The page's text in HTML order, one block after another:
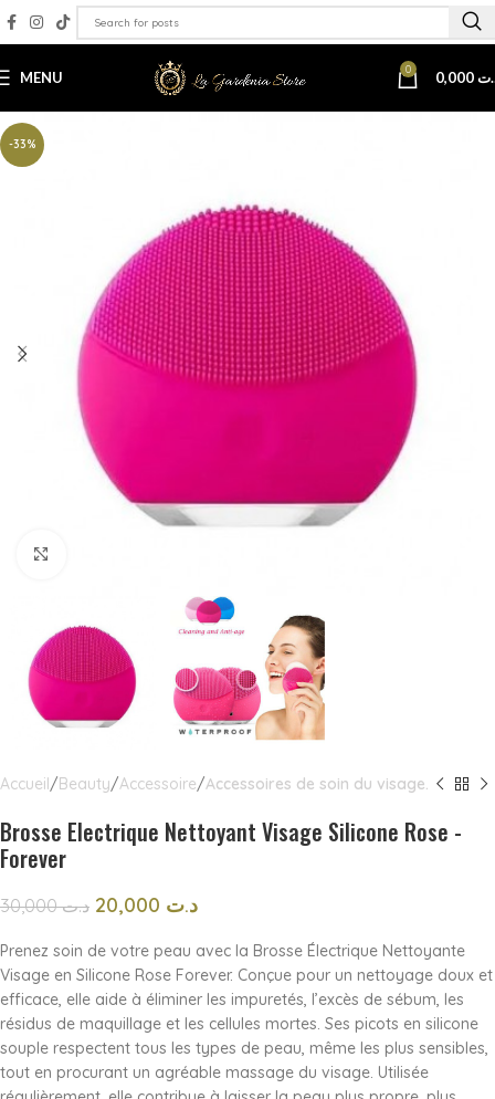
MENU 0
-33%
Accueil Beauty Accessoire Accessoires de soin du visage.
Brosse Electrique Nettoyant Visage Silicone Rose -
Forever
د.ت30,000 د.ت
Prenez soin de votre peau avec la Brosse Électrique Nettoyante
Visage en Silicone Rose Forever. Conçue pour un nettoyage doux et
efficace, elle aide à éliminer les impuretés, l’excès de sébum, les
résidus de maquillage et les cellules mortes. Ses picots en silicone
souple respectent tous les types de peau, même les plus sensibles,
tout en procurant un agréable massage du visage. Utilisée